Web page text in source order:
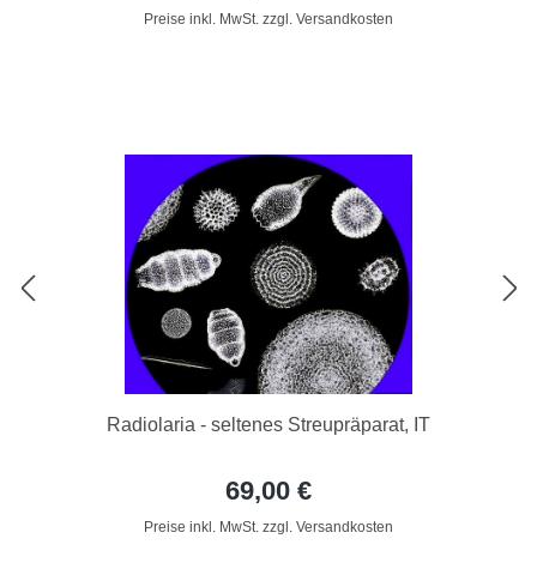
Preise inkl. MwSt. zzgl. Versandkosten
Radiolaria - seltenes Streupräparat, IT
69,00 €
Preise inkl. MwSt. zzgl. Versandkosten